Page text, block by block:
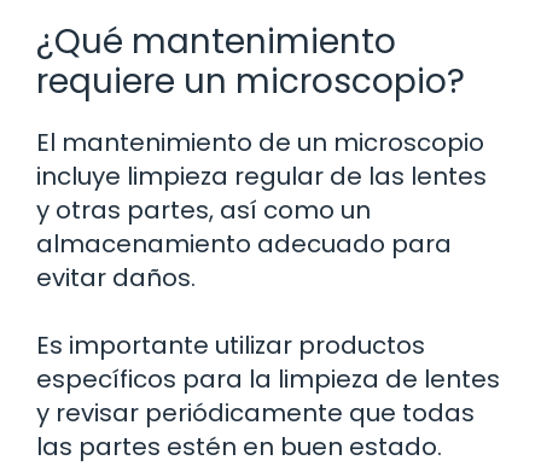
¿Qué mantenimiento
requiere un microscopio?
El mantenimiento de un microscopio
incluye limpieza regular de las lentes
y otras partes, así como un
almacenamiento adecuado para
evitar daños.
Es importante utilizar productos
específicos para la limpieza de lentes
y revisar periódicamente que todas
las partes estén en buen estado.